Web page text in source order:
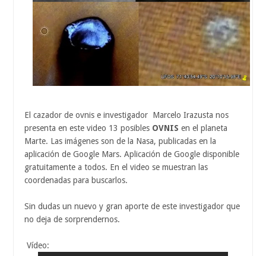
El cazador de ovnis e investigador Marcelo Irazusta nos
presenta en este video 13 posibles OVNIS en el planeta
Marte. Las imágenes son de la Nasa, publicadas en la
aplicación de Google Mars. Aplicación de Google disponible
gratuitamente a todos. En el video se muestran las
coordenadas para buscarlos.
Sin dudas un nuevo y gran aporte de este investigador que
no deja de sorprendernos.
Vídeo: